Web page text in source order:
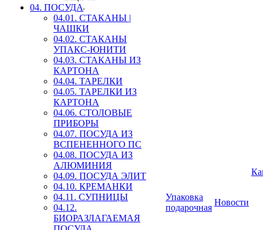
04. ПОСУДА
04.01. СТАКАНЫ |
ЧАШКИ
04.02. СТАКАНЫ
УПАКС-ЮНИТИ
04.03. СТАКАНЫ ИЗ
КАРТОНА
04.04. ТАРЕЛКИ
04.05. ТАРЕЛКИ ИЗ
КАРТОНА
04.06. СТОЛОВЫЕ
ПРИБОРЫ
04.07. ПОСУДА ИЗ
ВСПЕНЕННОГО ПС
04.08. ПОСУДА ИЗ
АЛЮМИНИЯ
04.09. ПОСУДА ЭЛИТ
04.10. КРЕМАНКИ
04.11. СУПНИЦЫ
04.12.
БИОРАЗЛАГАЕМАЯ
Упаковка
подарочная
Новости